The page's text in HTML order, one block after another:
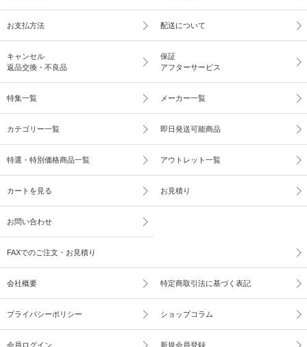
お支払方法 配送について
キャンセル
返品交換・不良品
保証
アフターサービス
特集一覧 メーカー一覧
カテゴリー一覧 即日発送可能商品
特選・特別価格商品一覧 アウトレット一覧
カートを見る お見積り
お問い合わせ
FAXでのご注文・お見積り
会社概要 特定商取引法に基づく表記
プライバシーポリシー ショップコラム
会員ログイン 新規会員登録